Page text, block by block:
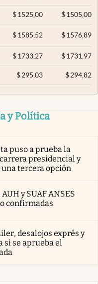
$ 1525,00 $1505,00
$ 1585,52 $1576,89
$ 1733,27 $1731,97
$ 295,03 $294,82
y Política
puso a prueba la
presidencial y
tercera opción
y SUAF ANSES
confirmadas
desalojos exprés y
si se aprueba el